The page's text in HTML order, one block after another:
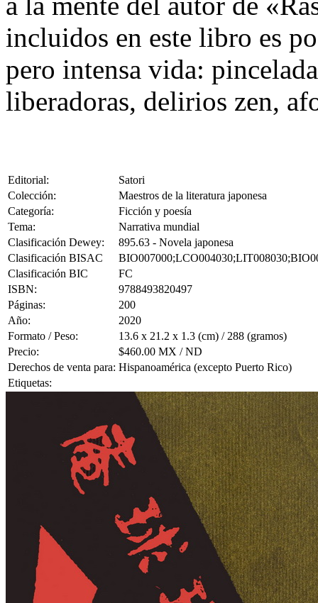
incluidos en este libro es
pero intensa vida:
liberadoras, delirios zen,
Editorial:
Satori
Colección:
Maestros de la literatura japonesa
Categoría:
Ficción y poesía
Tema:
Narrativa mundial
Clasificación Dewey:
895.63 - Novela japonesa
Clasificación BISAC
Clasificación BIC
FC
ISBN:
9788493820497
Páginas:
200
Año:
2020
Formato / Peso:
13.6 x 21.2 x 1.3 (cm) / 288 (gramos)
Precio:
$460.00 MX / ND
Derechos de venta para: Hispanoamérica (excepto Puerto Rico)
Etiquetas: